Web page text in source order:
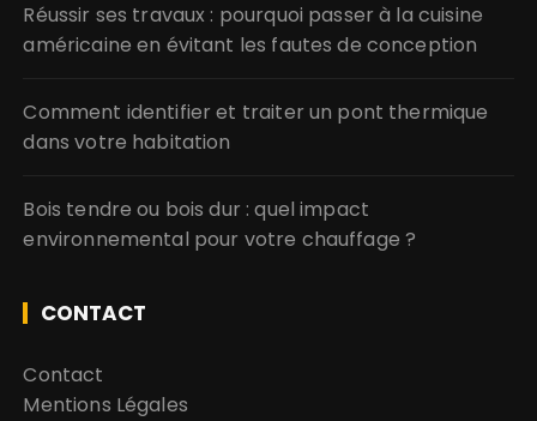
Réussir ses travaux : pourquoi passer à la cuisine
américaine en évitant les fautes de conception
Comment identifier et traiter un pont thermique
dans votre habitation
Bois tendre ou bois dur : quel impact
environnemental pour votre chauffage ?
CONTACT
Contact
Mentions Légales